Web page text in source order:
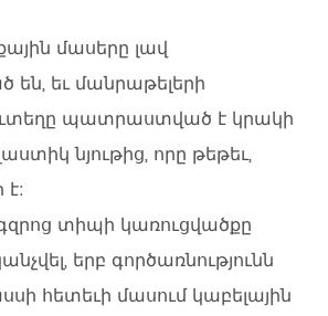
մասերը լավ
եւ մանրաթելերի
պատրաստված է կրակի
նյութից, որը թեթեւ,
է:
տիպի կառուցվածքը
երբ գործառնությունն
հետեւի մասում կաբելային